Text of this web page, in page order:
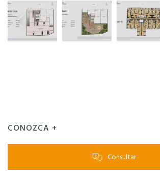
CONOZCA +
Consultar